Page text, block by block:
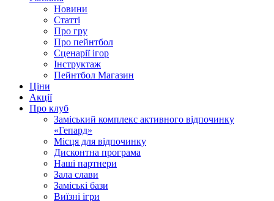
Новини
Статті
Про гру
Про пейнтбол
Сценарії ігор
Інструктаж
Пейнтбол Магазин
Ціни
Акції
Про клуб
Заміський комплекс активного відпочинку
«Гепард»
Місця для відпочинку
Дисконтна програма
Наші партнери
Зала слави
Заміські бази
Виїзні ігри